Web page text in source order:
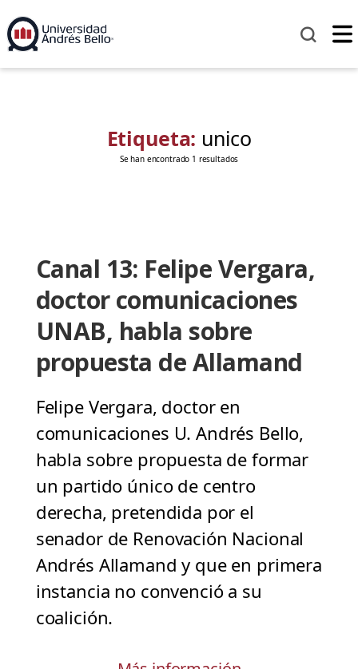
Etiqueta: unico
Se han encontrado 1 resultados
Canal 13: Felipe Vergara,
doctor comunicaciones
UNAB, habla sobre
propuesta de Allamand
Felipe Vergara, doctor en
comunicaciones U. Andrés Bello,
habla sobre propuesta de formar
un partido único de centro
derecha, pretendida por el
senador de Renovación Nacional
Andrés Allamand y que en primera
instancia no convenció a su
coalición.